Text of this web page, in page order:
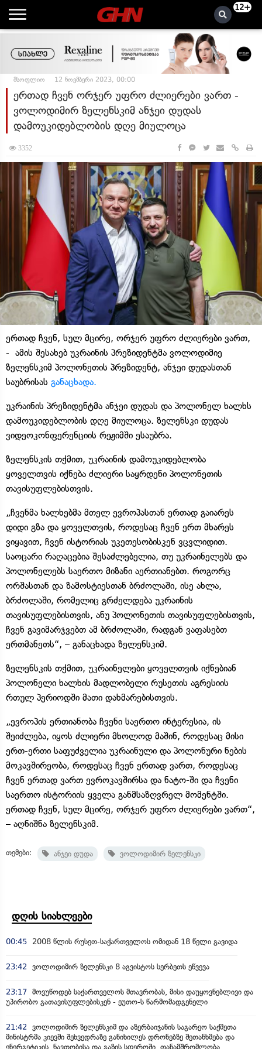
12+
მსოფლიო 12 ნოემბერი 2023, 00:00
ერთად ჩვენ ორჯერ უფრო ძლიერები ვართ -
ვოლოდიმირ ზელენსკიმ ანჯეი დუდას
დამოუკიდებლობის დღე მიულოცა
3352
ერთად ჩვენ, სულ მცირე, ორჯერ უფრო ძლიერები ვართ,
- ამის შესახებ უკრაინის პრეზიდენტმა ვოლოდიმიე
ზელენსკიმ პოლონეთის პრეზიდენტ, ანჯეი დუდასთან
საუბრისას განაცხადა.
უკრაინის პრეზიდენტმა ანჯეი დუდას და პოლონელ ხალხს
დამოუკიდებლობის დღე მიულოცა. ზელენსკი დუდას
ვიდეოკონფერენციის რეჟიმში ესაუბრა.
ზელენსკის თქმით, უკრაინის დამოუკიდებლობა
ყოველთვის იქნება ძლიერი საყრდენი პოლონეთის
თავისუფლებისთვის.
„ჩვენმა ხალხებმა მთელ ევროპასთან ერთად გაიარეს
დიდი გზა და ყოველთვის, როდესაც ჩვენ ერთ მხარეს
ვიყავით, ჩვენ ისტორიას უკეთესობისკენ ვცვლიდით.
საოცარი რაღაცებია შესაძლებელია, თუ უკრაინელებს და
პოლონელებს საერთო მიზანი აერთიანებთ. როგორც
ორშასთან და ზამოსტიესთან ბრძოლაში, ისე ახლა,
ბრძოლაში, რომელიც გრძელდება უკრაინის
თავისუფლებისთვის, ანუ პოლონეთის თავისუფლებისთვის,
ჩვენ გავიმარჯვებთ ამ ბრძოლაში, რადგან ვაფასებთ
ერთმანეთს“, – განაცხადა ზელენსკიმ.
ზელენსკის თქმით, უკრაინელები ყოველთვის იქნებიან
პოლონელი ხალხის მადლობელი რუსეთის აგრესიის
რთულ პერიოდში მათი დახმარებისთვის.
„ევროპის ერთიანობა ჩვენი საერთო ინტერესია, ის
შეიძლება, იყოს ძლიერი მხოლოდ მაშინ, როდესაც მისი
ერთ-ერთი საფუძველია უკრაინული და პოლონური ნების
მოკავშირეობა, როდესაც ჩვენ ერთად ვართ, როდესაც
ჩვენ ერთად ვართ ევროკავშირსა და ნატო-ში და ჩვენი
საერთო ისტორიის ყველა განმსაზღვრელ მომენტში.
ერთად ჩვენ, სულ მცირე, ორჯერ უფრო ძლიერები ვართ“,
– აღნიშნა ზელენსკიმ.
თემები: ანჯეი დუდა ვოლოდიმირ ზელენსკი
დღის სიახლეები
00:45 2008 წლის რუსეთ-საქართველოს ომიდან 18 წელი გავიდა
23:42 ვოლოდიმირ ზელენსკი 8 აგვისტოს სერბეთს ეწვევა
23:17 მოვუწოდებ საქართველოს მთავრობას, მისი დაუყოვნებლივი და
უპირობო გათავისუფლებისკენ - ეუთო-ს წარმომადგენელი
21:42
ვოლოდიმირ ზელენსკიმ და აზერბაიჯანის საგარეო საქმეთა
მინისტრმა კიევში შეხვედრაზე განიხილეს დრონებზე შეთანხმება და
ენერგეტიკის, ნავთობისა და გაზის სფეროში თანამშრომლობა